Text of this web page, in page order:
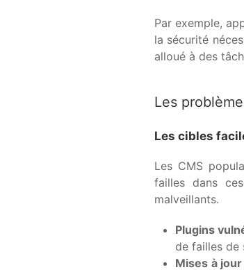
Par exemple,
la sécurité
alloué à des
Les
Les cibles
Les CMS
failles dans
malveillants.
Plugins
de failles de
Mises à